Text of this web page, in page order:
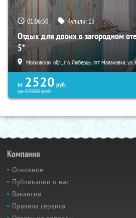
01:06:49 Купили:13
Отдых для двоих в загородном
5*
Московская обл., г. о. Люберцы, пгт Малаховка, ул.
от 2520 руб.
до57000руб.
Компания
Основное
Публикации о нас
Вакансии
Правила сервиса